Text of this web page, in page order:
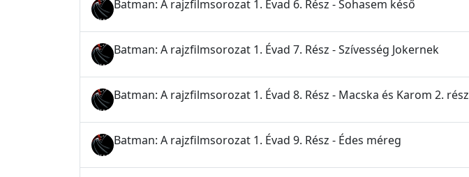
Batman: A rajzfilmsorozat 1. Évad 6. Rész - Sohasem késő
Batman: A rajzfilmsorozat 1. Évad 7. Rész - Szívesség Jokernek
Batman: A rajzfilmsorozat 1. Évad 8. Rész - Macska és Karom 2. rész
Batman: A rajzfilmsorozat 1. Évad 9. Rész - Édes méreg